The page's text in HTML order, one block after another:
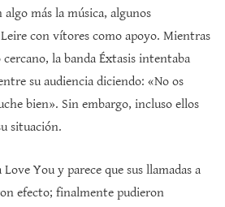
más la música, algunos
con vítores como apoyo. Mientras
la banda Éxtasis intentaba
su audiencia diciendo: «No os
bien». Sin embargo, incluso ellos
situación.
Love You y parece que sus llamadas a
efecto; finalmente pudieron